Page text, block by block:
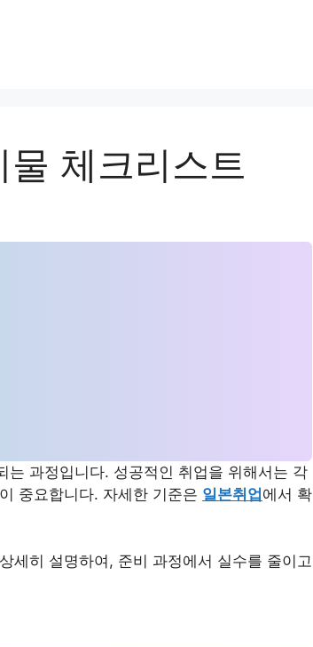
체크리스트
는 과정입니다. 성공적인 취업을 위해서는 각
중요합니다. 자세한 기준은 일본취업에서 확
세히 설명하여, 준비 과정에서 실수를 줄이고